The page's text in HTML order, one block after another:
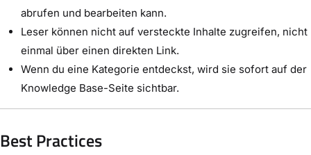
abrufen und bearbeiten kann.
Leser können nicht auf versteckte Inhalte zugreifen, nicht
einmal über einen direkten Link.
Wenn du eine Kategorie entdeckst, wird sie sofort auf der
Knowledge Base-Seite sichtbar.
Best Practices